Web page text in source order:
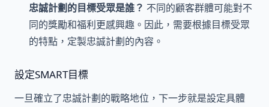
忠誠計劃的目標受眾是誰？ 不同的顧客群體可能對不
同的獎勵和福利更感興趣。因此，需要根據目標受眾
的特點，定製忠誠計劃的內容。
設定SMART目標
一旦確立了忠誠計劃的戰略地位，下一步就是設定具體